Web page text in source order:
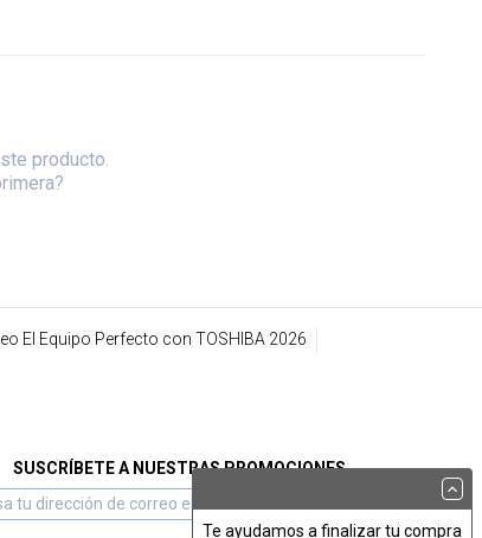
Te ayudamos a finalizar tu compra
producto.
El Equipo Perfecto con TOSHIBA 2026
SUSCRÍBETE A NUESTRAS PROMOCIONES